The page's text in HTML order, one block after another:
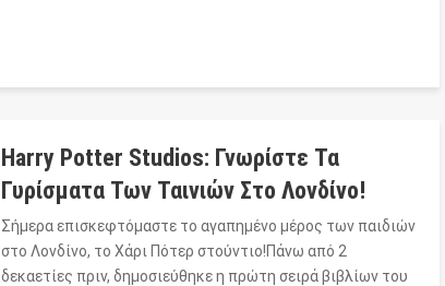
Harry Potter Studios: Γνωρίστε Τα
Γυρίσματα Των Ταινιών Στο Λονδίνο!
Σήμερα επισκεφτόμαστε το αγαπημένο μέρος των παιδιών
στο Λονδίνο, το Χάρι Πότερ στούντιο!Πάνω από 2
δεκαετίες πριν, δημοσιεύθηκε η πρώτη σειρά βιβλίων του